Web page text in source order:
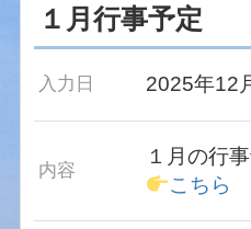
１月行事予定
入力日 2025年12
内容
１月の行
こちら